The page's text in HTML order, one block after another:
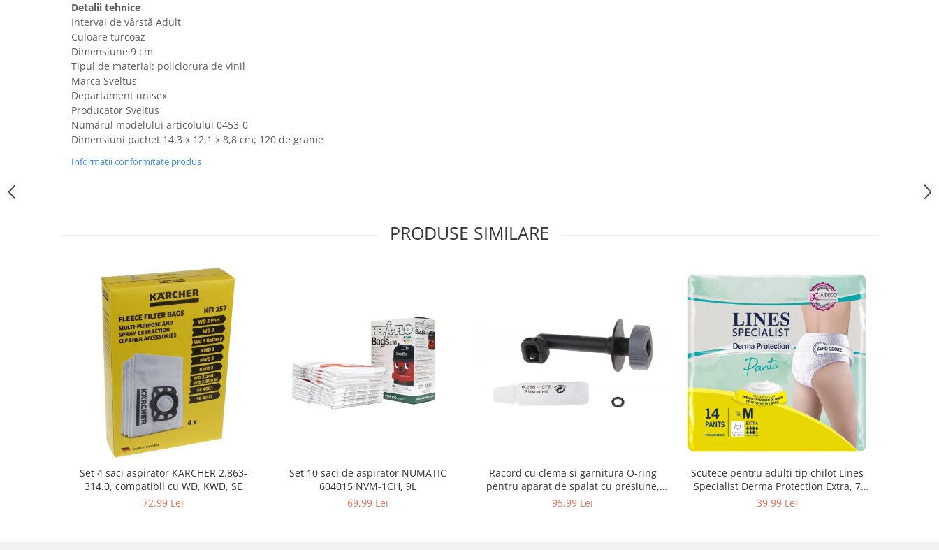
Laptop, Tablete & Telefoane
Accesorii tablete
Laptopuri si Accesorii
Telefoane Mobile & accesorii
Wearable & Gadgeturi
Electrocasnice & Climatizare
Accesorii si piese masini spalat
rufe si uscatoare
Accesorii si piese masini spalat
Aparate Frigorifice
Fiare de calcat si masini de cusut
Purificatoare de aer
Cutii, curele si accesorii ceasuri
Genti si accesorii barbati
Genti si accesorii femei
Imbracaminte barbati
Imbracaminte femei
Imbracaminte si Incaltaminte copii
Incaltaminte femei
Detalii tehnice
Interval de vârstă Adult
Culoare turcoaz
Dimensiune 9 cm
Tipul de material: policlorura de vinil
Marca Sveltus
Departament unisex
Producator Sveltus
Numărul modelului articolului ‎0453-0
Dimensiuni pachet ‎14,3 x 12,1 x 8,8 cm; 120 de grame
Informatii conformitate produs
PRODUSE SIMILARE
Set 4 saci aspirator KARCHER 2.863-
314.0, compatibil cu WD, KWD, SE
72,99 Lei
Set 10 saci de aspirator NUMATIC
604015 NVM-1CH, 9L
69,99 Lei
Racord cu clema si garnitura O-ring
pentru aparat de spalat cu presiune,
KARCHER 4.064-047.0, K2, K3, K4
95,99 Lei
Scutece pentru adulti tip chilot Lines
Specialist Derma Protection Extra, 7
picaturi, marimea M, 14 bucati
39,99 Lei